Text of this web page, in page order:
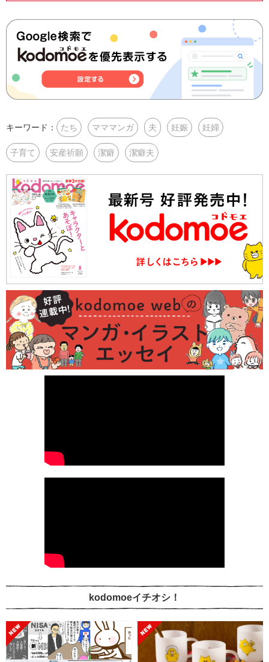
キーワード： たち マママンガ 夫 妊娠 妊婦
子育て 安産祈願 潔癖 潔癖夫
kodomoeイチオシ！